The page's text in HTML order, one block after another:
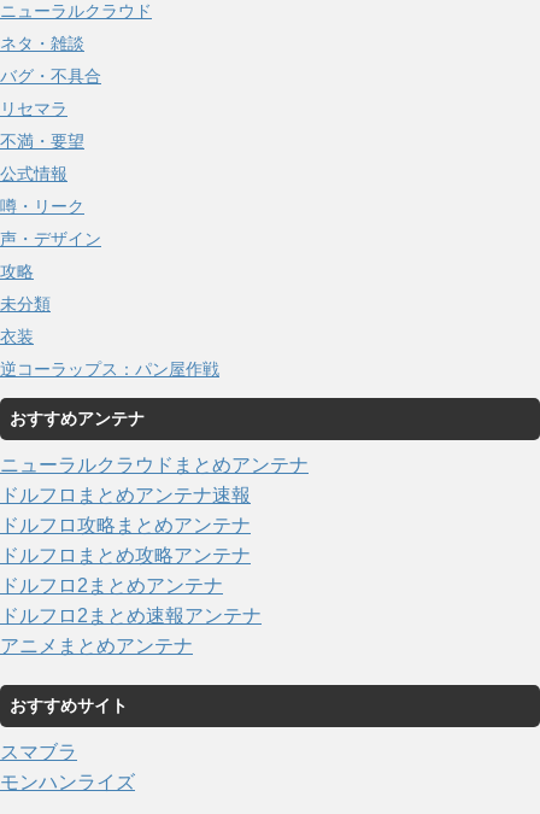
ニューラルクラウド
ネタ・雑談
バグ・不具合
リセマラ
不満・要望
公式情報
噂・リーク
声・デザイン
攻略
未分類
衣装
逆コーラップス：パン屋作戦
おすすめアンテナ
ニューラルクラウドまとめアンテナ
ドルフロまとめアンテナ速報
ドルフロ攻略まとめアンテナ
ドルフロまとめ攻略アンテナ
ドルフロ2まとめアンテナ
ドルフロ2まとめ速報アンテナ
アニメまとめアンテナ
おすすめサイト
スマブラ
モンハンライズ